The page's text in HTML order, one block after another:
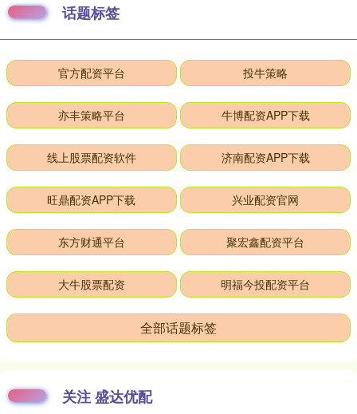
话题标签
官方配资平台 投牛策略
亦丰策略平台 牛博配资APP下载
线上股票配资软件 济南配资APP下载
旺鼎配资APP下载 兴业配资官网
东方财通平台 聚宏鑫配资平台
大牛股票配资 明福今投配资平台
全部话题标签
关注 盛达优配